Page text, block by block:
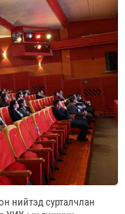
нийтэд сурталчлан